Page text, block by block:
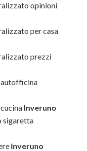
opinioni
per casa
prezzi
Inveruno
sigaretta
Inveruno